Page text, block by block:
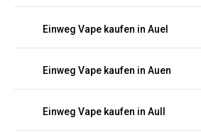
Einweg Vape kaufen in Auel
Einweg Vape kaufen in Auen
Einweg Vape kaufen in Aull